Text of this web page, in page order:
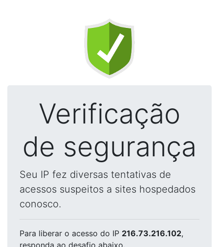
Verificação
de segurança
Seu IP fez diversas tentativas de
acessos suspeitos a sites hospedados
conosco.
Para liberar o acesso do IP 216.73.216.102,
responda ao desafio abaixo.